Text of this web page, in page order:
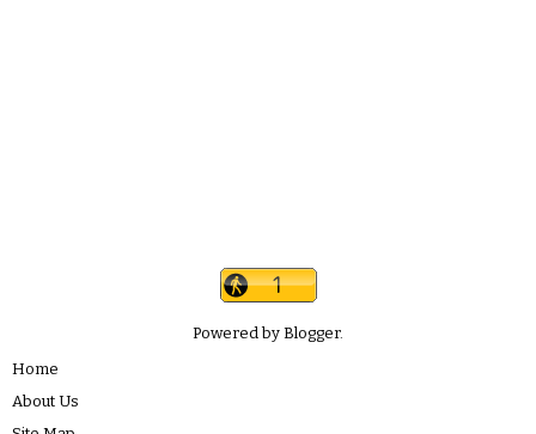
Powered by Blogger.
Home
About Us